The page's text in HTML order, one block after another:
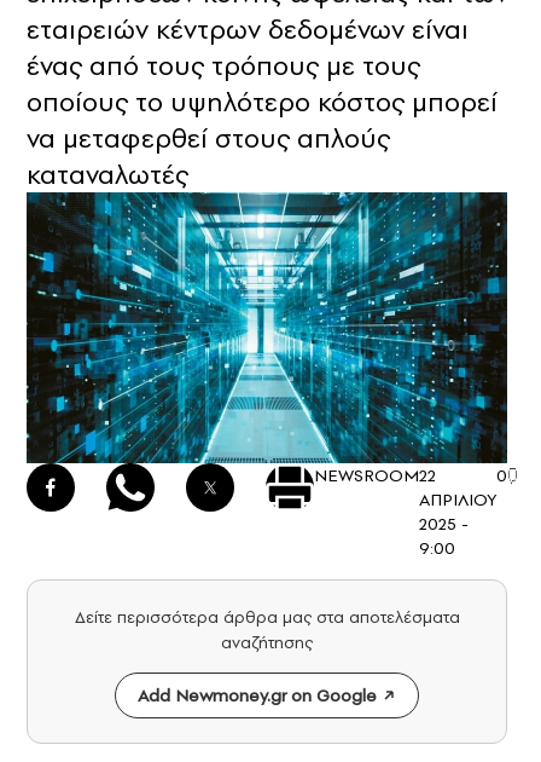
εταιρειών κέντρων δεδομένων είναι
ένας από τους τρόπους με τους
οποίους το υψηλότερο κόστος μπορεί
να μεταφερθεί στους απλούς
καταναλωτές
NEWSROOM22
ΑΠΡΙΛΙΟΥ
2025 -
9:00
0
Δείτε περισσότερα άρθρα μας στα αποτελέσματα
αναζήτησης
Add Newmoney.gr on Google